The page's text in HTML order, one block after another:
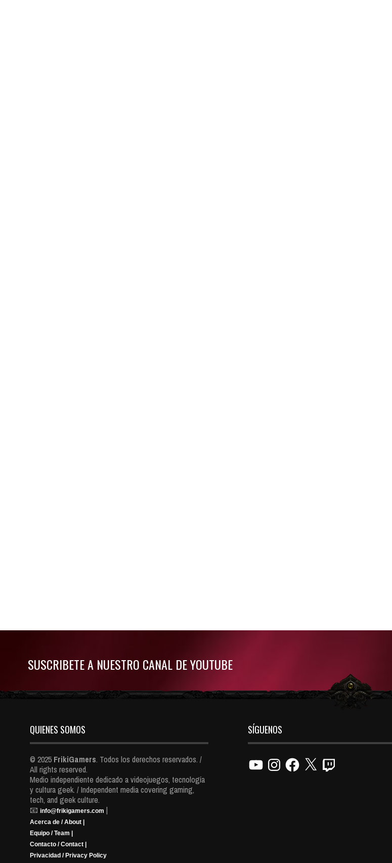
SUSCRIBETE A NUESTRO CANAL DE YOUTUBE
QUIENES SOMOS
© 2025 FrikiGamers. Todos los derechos reservados. /
All rights reserved.
Medio independiente dedicado a videojuegos, tecnología
y cultura geek. / Independent media covering gaming,
tech, and geek culture.
📧 info@frikigamers.com |
Acerca de / About |
Equipo / Team |
Contacto / Contact |
Privacidad / Privacy Policy
SÍGUENOS
YouTubeInstagramFacebook
X Twitch